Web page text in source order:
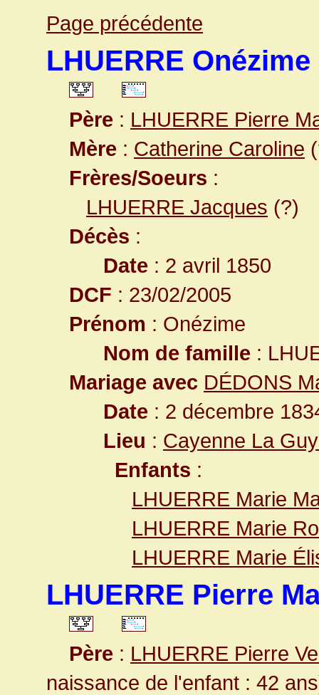
Page précédente
LHUERRE Onézime
Père : LHUERRE Pierre
Mère : Catherine Caroline
Frères/Soeurs :
LHUERRE Jacques (?)
Décès :
Date : 2 avril 1850
DCF : 23/02/2005
Prénom : Onézime
Nom de famille :
Mariage avec DÉDONS
Date : 2 décembre
Lieu : Cayenne La
Enfants :
LHUERRE Marie
LHUERRE Marie
LHUERRE Marie
LHUERRE Pierre
Père : LHUERRE Pierre
naissance de l'enfant : 42